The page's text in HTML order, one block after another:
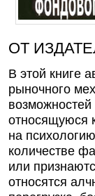
ОТ
В этой книге
рыночного
относящуюся
на
количестве
или
относятся